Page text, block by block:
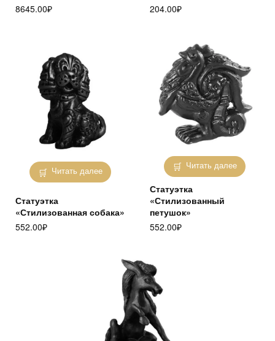
8645.00₽
204.00₽
Читать далее
Статуэтка
«Стилизованная собака»
552.00₽
Читать далее
Статуэтка
«Стилизованный
петушок»
552.00₽